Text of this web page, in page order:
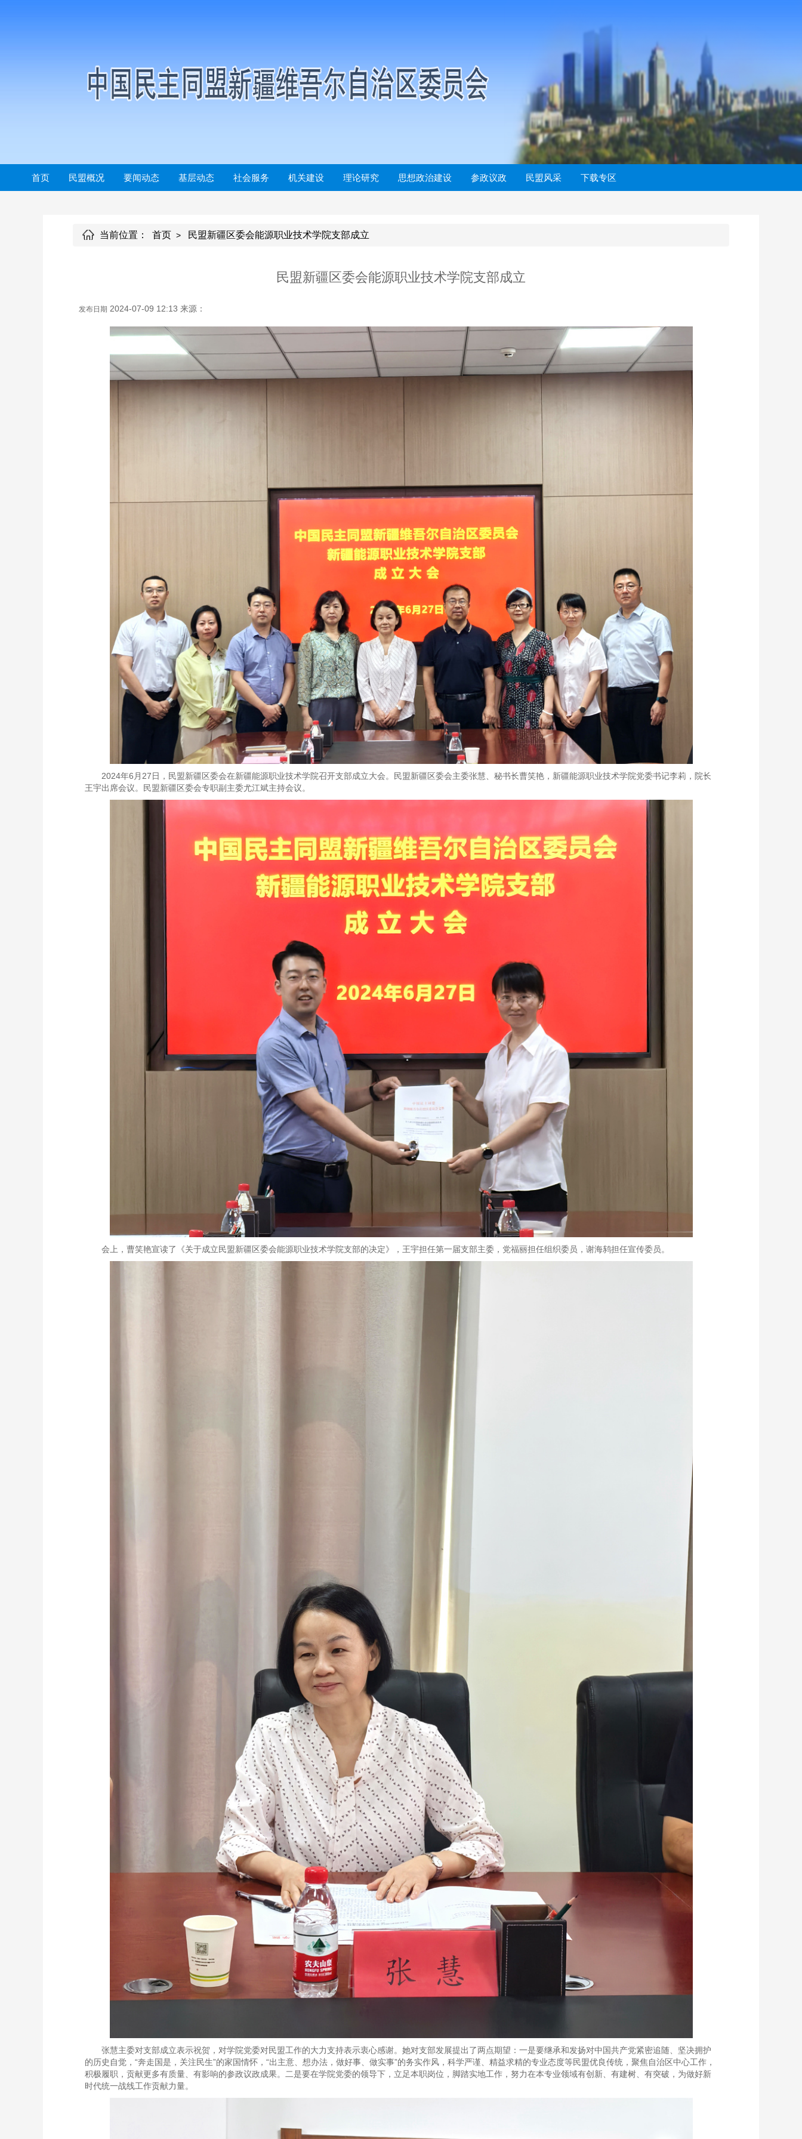
首页 民盟概况 要闻动态 基层动态 社会服务 机关建设 理论研究 思想政治建设 参政议政 民盟风采 下载专区
当前位置： 首页 > 民盟新疆区委会能源职业技术学院支部成立
民盟新疆区委会能源职业技术学院支部成立
发布日期 2024-07-09 12:13 来源：
2024年6月27日，民盟新疆区委会在新疆能源职业技术学院召开支部成立大会。民盟新疆区委会主委张慧、秘书长曹笑艳，新疆能源职业技术学院党委书记李莉，院长
王宇出席会议。民盟新疆区委会专职副主委尤江斌主持会议。
会上，曹笑艳宣读了《关于成立民盟新疆区委会能源职业技术学院支部的决定》，王宇担任第一届支部主委，党福丽担任组织委员，谢海鸫担任宣传委员。
张慧主委对支部成立表示祝贺，对学院党委对民盟工作的大力支持表示衷心感谢。她对支部发展提出了两点期望：一是要继承和发扬对中国共产党紧密追随、坚决拥护
的历史自觉，“奔走国是，关注民生”的家国情怀，“出主意、想办法，做好事、做实事”的务实作风，科学严谨、精益求精的专业态度等民盟优良传统，聚焦自治区中心工作，
积极履职，贡献更多有质量、有影响的参政议政成果。二是要在学院党委的领导下，立足本职岗位，脚踏实地工作，努力在本专业领域有创新、有建树、有突破，为做好新
时代统一战线工作贡献力量。